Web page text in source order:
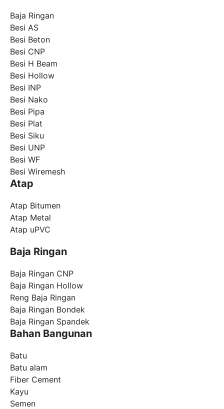
Baja Ringan
Besi AS
Besi Beton
Besi CNP
Besi H Beam
Besi Hollow
Besi INP
Besi Nako
Besi Pipa
Besi Plat
Besi Siku
Besi UNP
Besi WF
Besi Wiremesh
Atap
Atap Bitumen
Atap Metal
Atap uPVC
Baja Ringan
Baja Ringan CNP
Baja Ringan Hollow
Reng Baja Ringan
Baja Ringan Bondek
Baja Ringan Spandek
Bahan Bangunan
Batu
Batu alam
Fiber Cement
Kayu
Semen